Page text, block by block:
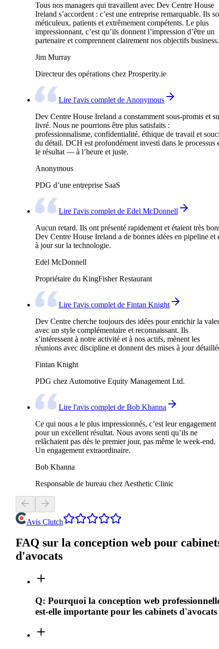
Tous nos managers qui travaillent avec Dev Centre House
Ireland s’accordent : c’est une entreprise remarquable. Ils
méticuleux, patients et extrêmement compétents. Le plus
impressionnant, c’est qu’ils donnent l’impression d’être un
partenaire et comprennent clairement nos objectifs business.
Jim Murray
Directeur des opérations chez Prosperity.ie
Lire l'avis complet de Anonymous
Dev Centre House Ireland a constamment sous-promis et
livré. Nous ne pourrions être plus satisfaits :
professionnalisme, confidentialité, éthique de travail et
du détail. DCH est profondément investi dans le processus
le résultat — à l’heure et juste.
Anonymous
PDG d’une entreprise SaaS
Lire l'avis complet de Edel McDonnell
Aucun retard. Ils ont présenté rapidement et étaient très
Dev Centre House Ireland a de bonnes idées en pipeline et
à jour sur la technologie.
Edel McDonnell
Propriétaire du KingFisher Restaurant
Lire l'avis complet de Fintan Knight
Dev Centre cherche toujours des idées pour enrichir la
avec un style complémentaire et reconnaissant. Ils
s’intéressent à notre activité et à nos actifs, mènent les
réunions avec discipline et donnent des mises à jour
Fintan Knight
PDG chez Automotive Equity Management Ltd.
Lire l'avis complet de Bob Khanna
Ce qui nous a le plus impressionnés, c’est leur engagement
pour un excellent résultat. Nous avons senti qu’ils ne
relâchaient pas dès le premier jour, pas même le week-end.
Un engagement extraordinaire.
Bob Khanna
Responsable de bureau chez Aesthetic Clinic
Avis Clutch
FAQ sur la conception web pour
d'avocats
Q: Pourquoi la conception web
est-elle importante pour les cabinets d'avocats